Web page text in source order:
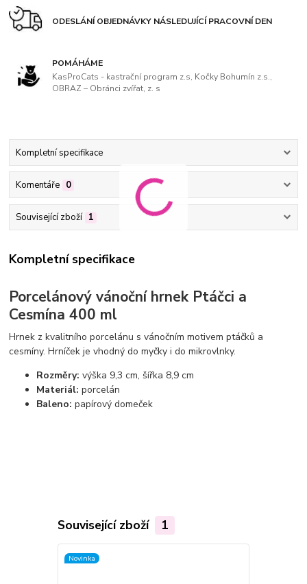
ODESLÁNÍ OBJEDNÁVKY NÁSLEDUJÍCÍ PRACOVNÍ DEN
POMÁHÁME
KasProCats - kastrační program z.s, Kočky Bohumín z.s.,
OBRAZ – Obránci zvířat, z. s
Kompletní specifikace
Komentáře 0
Související zboží 1
Kompletní specifikace
Porcelánový vánoční hrnek Ptáčci a
Cesmína 400 ml
Hrnek z kvalitního porcelánu s vánočním motivem ptáčků a
cesmíny. Hrníček je vhodný do myčky i do mikrovlnky.
Rozměry: výška 9,3 cm, šířka 8,9 cm
Materiál:porcelán
Baleno: papírový domeček
Související zboží 1
Novinka